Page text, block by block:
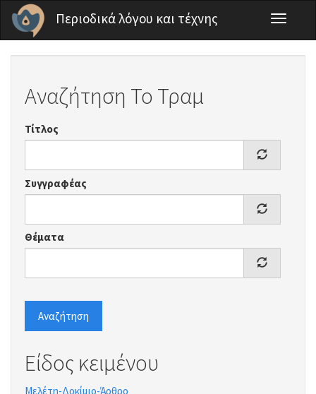
Παράκαμψη προς το κυρίως περιεχόμενο
Περιοδικά λόγου και τέχνης
Toggle
Αναζήτηση Το Τραμ
Τίτλος
Συγγραφέας
Θέματα
Αναζήτηση
Είδος κειμένου
Μελέτη-Δοκίμιο-Άρθρο